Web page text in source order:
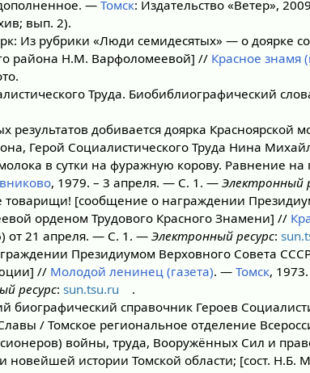
—Томск: Издательство «Ветер»,
вып. 2).
Из рубрики «Люди семидесятых» — о доярке
района Н.М. Варфоломеевой] // Красное знамя
Труда. Биобиблиографический
результатов добивается доярка Красноярской
Герой Социалистического Труда Нина
в сутки на фуражную корову. Равнение
, 1979. – 3 апреля. — С. 1. — Электронный
товарищи! [сообщение о награждении
орденом Трудового Красного Знамени] //
от 21 апреля. — С. 1. —Электронный ресурс:
Президиумом Верховного Совета
// Молодой ленинец (газета). — Томск,
ресурс: sun.tsu.ru
.
биографический справочник Героев
/ Томское региональное отделение
войны, труда, Вооружённых Сил и
новейшей истории Томской области; [сост. Н.Б.